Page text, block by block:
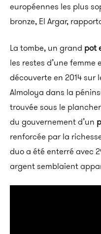
européennes les plus
bronze, El Argar,
La tombe, un grand pot
les restes d’une femme
découverte en 2014 sur
Almoloya dans la
trouvée sous le
du gouvernement d’un
renforcée par la
duo a été enterré avec
argent semblaient